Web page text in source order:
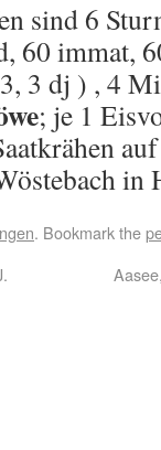
sind 6
60 immat,
3 dj ) , 4
; je 1
in
. Bookmark the